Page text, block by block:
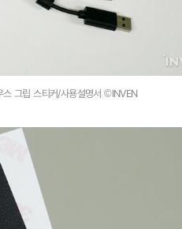
스 그립 스티커/사용설명서 ©INVEN